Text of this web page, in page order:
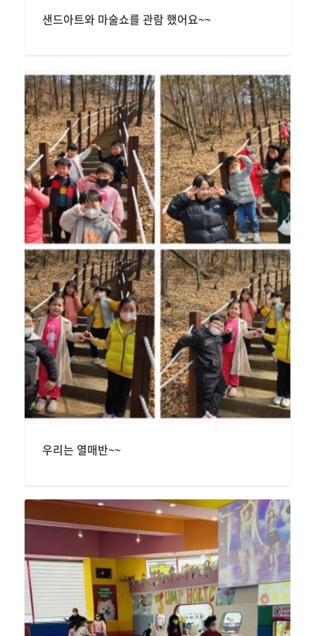
샌드아트와 마술쇼를 관람 했어요~~
우리는 열매반~~